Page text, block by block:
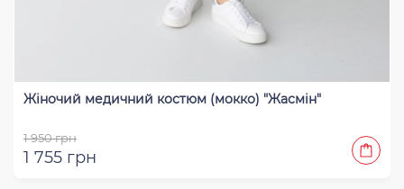
Жіночий медичний костюм (мокко) "Жасмін"
1 950 грн
1 755 грн